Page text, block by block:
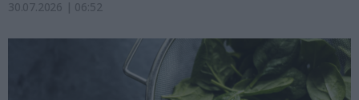
30.07.2026 | 06:52